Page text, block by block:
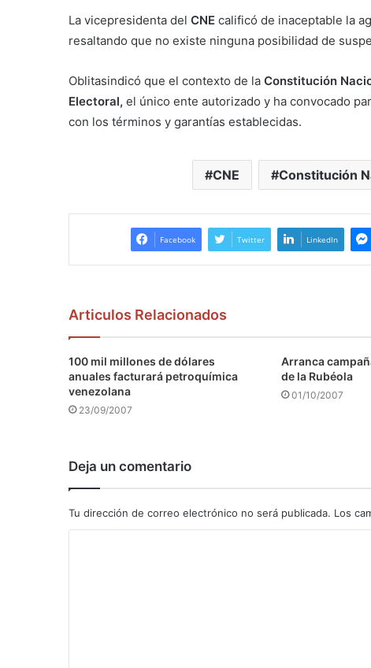
La vicepresidenta del CNE calificó de inaceptable la
resaltando que no existe ninguna posibilidad de
Oblitasindicó que el contexto de la Constitución
Electoral, el único ente autorizado y ha convocado
con los términos y garantías establecidas.
CNE Constitución
Facebook Twitter LinkedIn
Articulos Relacionados
100 mil millones de dólares
anuales facturará petroquímica
venezolana
23/09/2007
Arranca
de la Rubéola
01/10/2007
Deja un comentario
Tu dirección de correo electrónico no será publicada. Los